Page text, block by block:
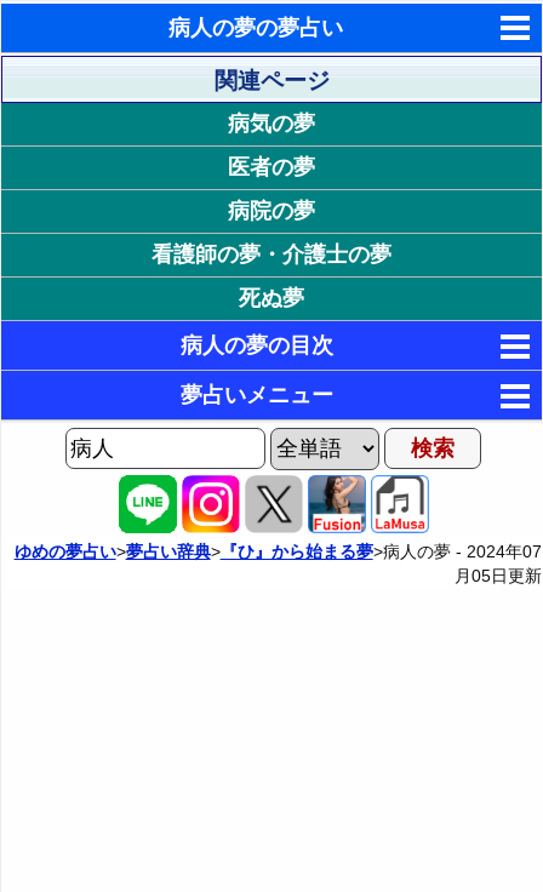
病人の夢の夢占い
東洋・西洋占星術
ホラリー占星術
手相占いで未来診断
タロットカードで無料占い
命名の姓名判断
飛星派風水で住宅開運
男と女の心理学と心理テスト
関連ページ
病気の夢
医者の夢
病院の夢
看護師の夢・介護士の夢
死ぬ夢
病人の夢の目次
1. 病人の状態が印象的な夢
2. 不治の病の病人の夢
3. 正装した病人の夢
4. 救急車に乗った病人の夢
20. 病人の状況が印象的な夢
21. 病人が看護される夢・病人が介護される夢
22. 病人が余命宣告される夢
2P: 病人の行動の夢
3P: 病人との関係の夢
夢占いメニュー
AIゆめの夢占いチャット
夢占い掲示板
ゆめの夢占い>夢占い辞典>『ひ』から始まる夢>病人の夢 - 2024年07
月05日更新